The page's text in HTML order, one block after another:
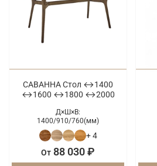
САВАННА Стол ↔1400
↔1600 ↔1800 ↔2000
Д×Ш×В:
1400/910/760(мм)
+ 4
От 88 030 ₽